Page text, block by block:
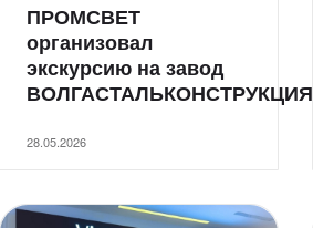
ПРОМСВЕТ
организовал
экскурсию на завод
ВОЛГАСТАЛЬКОНСТРУКЦИЯ
28.05.2026